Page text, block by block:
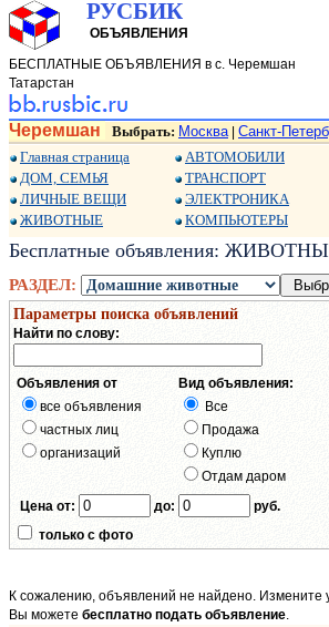
РУСБИК
ОБЪЯВЛЕНИЯ
БЕСПЛАТНЫЕ ОБЪЯВЛЕНИЯ в с. Черемшан
Татарстан
Черемшан Выбрать: Москва| Санкт-
Главная страница
ДОМ, СЕМЬЯ
ЛИЧНЫЕ ВЕЩИ
ЖИВОТНЫЕ
АВТОМОБИЛИ
ТРАНСПОРТ
ЭЛЕКТРОНИКА
КОМПЬЮТЕРЫ
Бесплатные объявления:
РАЗДЕЛ:
Параметры поиска объявлений
Найти по слову:
Объявления от
все объявления
частных лиц
организаций
Вид объявления:
Все
Продажа
Куплю
Отдам даром
Цена от: до:
руб.
только с фото
К сожалению, объявлений не найдено. Измените
Вы можете бесплатно подать объявление.